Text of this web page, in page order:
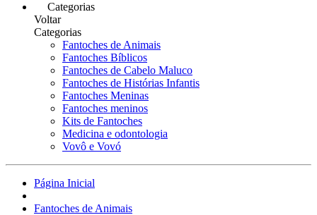
Categorias
Voltar
Categorias
Fantoches de Animais
Fantoches Bíblicos
Fantoches de Cabelo Maluco
Fantoches de Histórias Infantis
Fantoches Meninas
Fantoches meninos
Kits de Fantoches
Medicina e odontologia
Vovô e Vovó
Página Inicial
Fantoches de Animais